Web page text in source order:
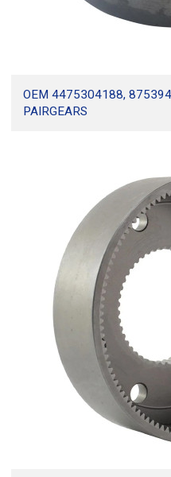
OEM 4475304188,
PAIRGEARS